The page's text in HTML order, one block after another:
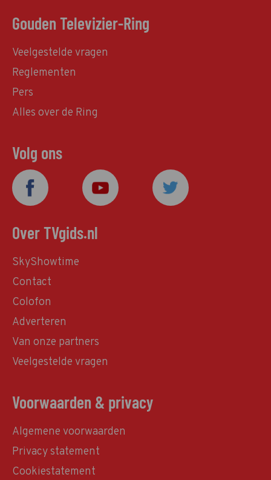
Gouden Televizier-Ring
Veelgestelde vragen
Reglementen
Pers
Alles over de Ring
Volg ons
Over TVgids.nl
SkyShowtime
Contact
Colofon
Adverteren
Van onze partners
Veelgestelde vragen
Voorwaarden & privacy
Algemene voorwaarden
Privacy statement
Cookiestatement